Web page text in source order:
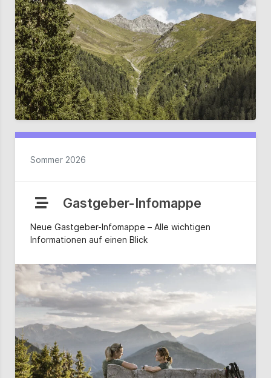
Sommer 2026
Gastgeber-Infomappe
Neue Gastgeber-Infomappe – Alle wichtigen
Informationen auf einen Blick